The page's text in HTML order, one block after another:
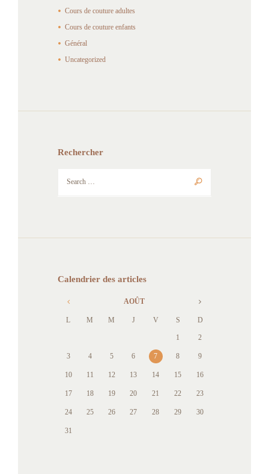
Cours de couture adultes
Cours de couture enfants
Général
Uncategorized
Rechercher
Calendrier des articles
AOÛT
L M M J V S D
1 2
3 4 5 6 7 8 9
10 11 12 13 14 15 16
17 18 19 20 21 22 23
24 25 26 27 28 29 30
31